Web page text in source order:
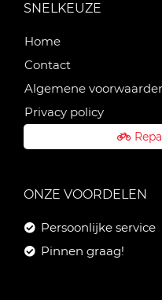
SNELKEUZE
Home
Contact
Algemene
Privacy policy
ONZE VOORDELEN
Persoonlijke service
Pinnen graag!